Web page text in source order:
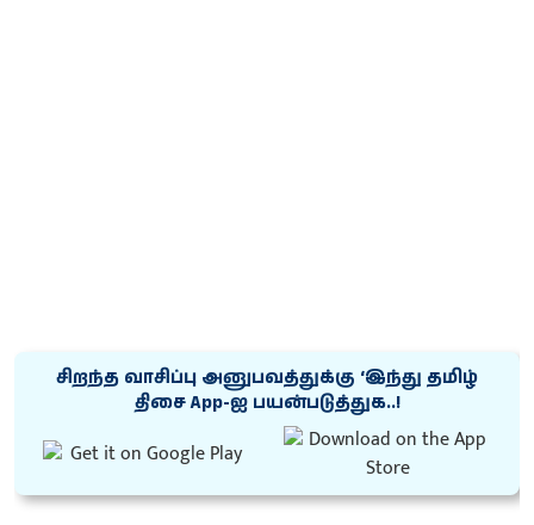
சிறந்த வாசிப்பு அனுபவத்துக்கு ‘இந்து தமிழ்
திசை App-ஐ பயன்படுத்துக..!